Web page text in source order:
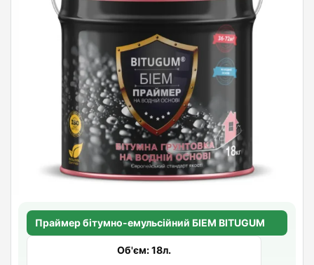
Праймер бітумно-емульсійний БІЕМ BITUGUM
Об'єм: 18л.